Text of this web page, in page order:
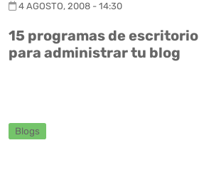
4 AGOSTO, 2008 - 14:30
15 programas de escritorio
para administrar tu blog
Blogs